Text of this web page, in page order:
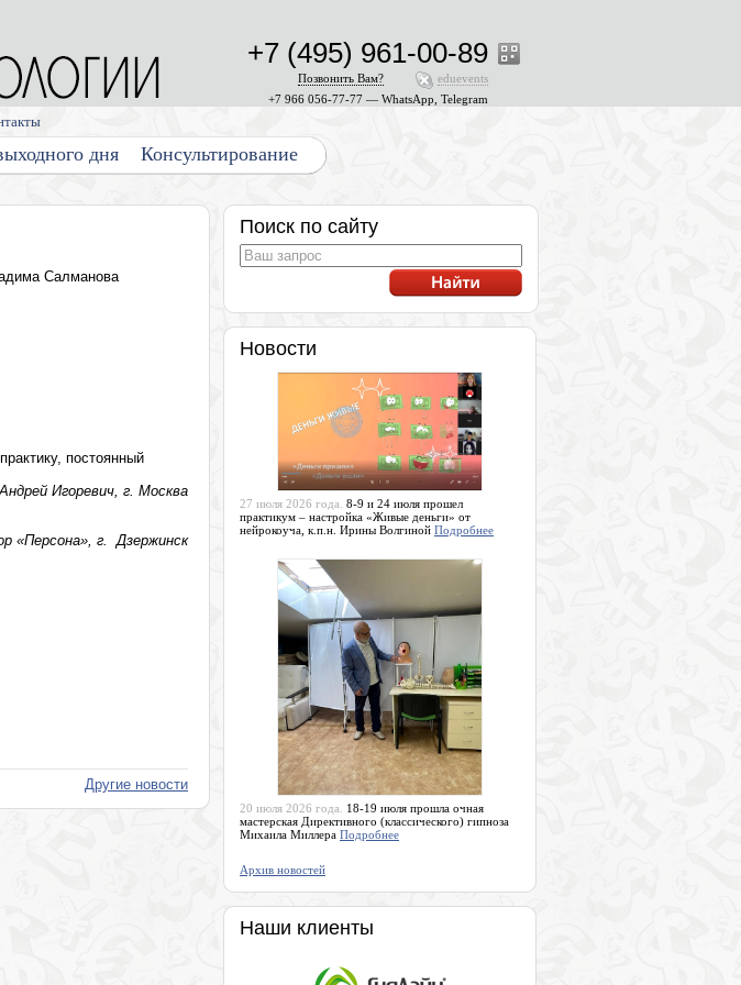
дня Консультирование
+7 966 056-77-77 — WhatsApp, Telegram
eduevents
Позвонить Вам?
+7 (495) 961-00-89
Салманова
постоянный
Игоревич, г. Москва
«Персона», г. Дзержинск
Другие новости
Поиск по сайту
Новости
27 июля 2026 года. 8-9 и 24 июля прошел
практикум – настройка «Живые деньги» от
нейрокоуча, к.п.н. Ирины Волгиной Подробнее
20 июля 2026 года.
18-19 июля прошла очная
мастерская Директивного (классического) гипноза
Михаила Миллера Подробнее
Архив новостей
Наши клиенты